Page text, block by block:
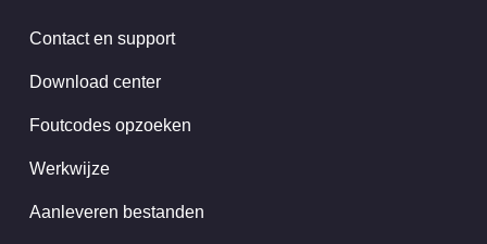
Contact en support
Download center
Foutcodes opzoeken
Werkwijze
Aanleveren bestanden